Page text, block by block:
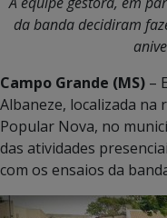
da banda decidiram
Campo Grande (MS) –
Albaneze, localizada na
Popular Nova, no
das atividades
com os ensaios da